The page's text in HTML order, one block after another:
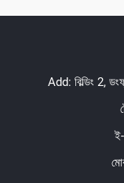
Add: বিল্ডিং 2,